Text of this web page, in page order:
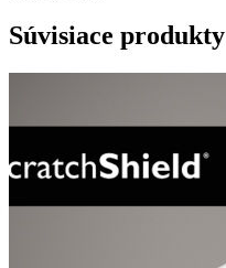
Súvisiace produkty